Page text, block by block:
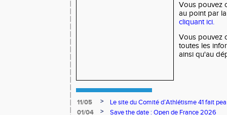
Vous pouvez
au point par
cliquant ici.
Vous pouvez
toutes les
ainsi qu'au
11/05 >
Le site du Comité d’Athlétisme 41 fait
01/04
>
Save the date : Open de France 2026